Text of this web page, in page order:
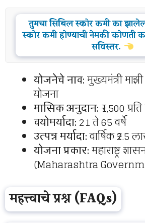
तुमचा सिबिल स्कोर कमी का
स्कोर कमी होण्याची नेमकी कोणती
सविस्तर.
योजनेचे नाव:मुख्यमंत्री
योजना
मासिक अनुदान:₹1,500
वयोमर्यादा: 21 ते 65 वर्षे
उत्पन्न मर्यादा:वार्षिक ₹2.5
योजना प्रकार:महाराष्ट्र
(Maharashtra
महत्त्वाचे प्रश्न (FAQs)